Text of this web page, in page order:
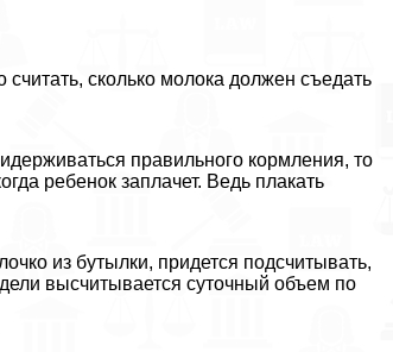
сколько молока должен съедать
правильного кормления, то
ребенок заплачет. Ведь плакать
из бутылки, придется подсчитывать,
высчитывается суточный объем по